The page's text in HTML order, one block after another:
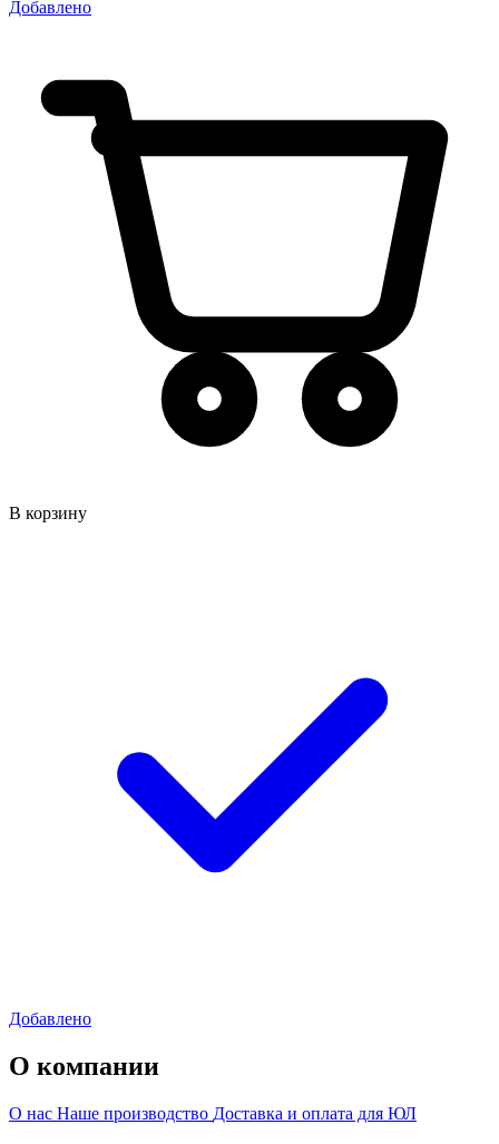
Добавлено
В корзину
Добавлено
О компании
О нас Наше производство Доставка и оплата для ЮЛ